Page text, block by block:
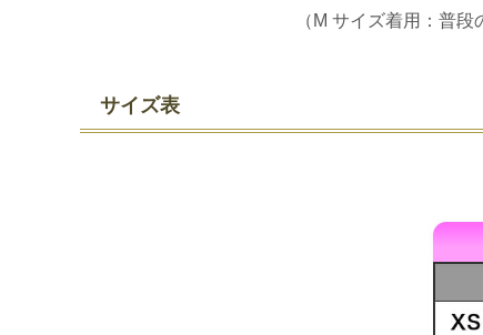
（M サイズ着用：普段
サイズ表